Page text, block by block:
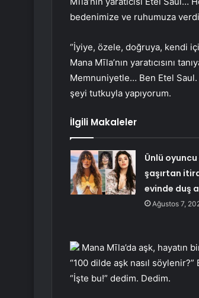
bedenimize ve ruhumuza
“İyiye, özele, doğruya, kendi
Mana Mīla’nın yaratıcısını
Memnuniyetle… Ben Etel Saul.
şeyi tutkuyla yapıyorum.
İlgili Makaleler
Ünlü oyuncu
şaşırtan
evinde duş
Ağustos 7,
Mana Mīla’da aşk, hayatın
“100 dilde aşk nasıl söylenir?”
“İşte bu!” dedim. Dedim.